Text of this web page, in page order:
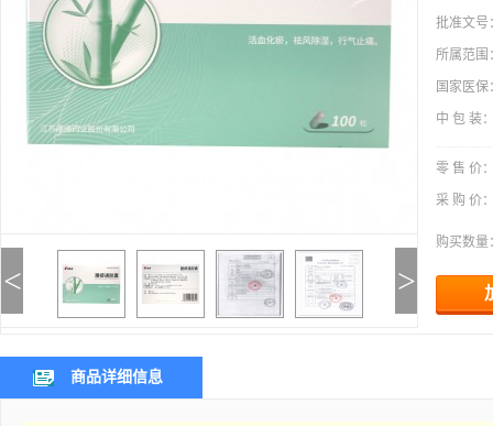
< >
批准文号
所属范围
国家医保
中 包 装
零 售 价
采 购 价
购买数量
商品详细信息